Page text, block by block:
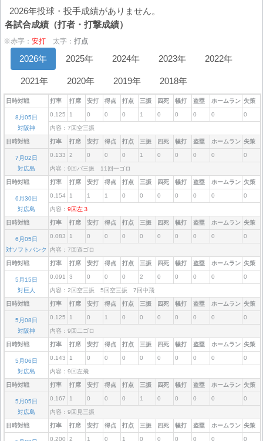
2026年投球・投手成績がありません。
各試合成績（打者・打撃成績）
※赤字： 安打 太字： 打点
2026年 2025年 2024年 2023年 2022年
2021年 2020年 2019年 2018年
日時対戦 打率 打席 安打 得点 打点 三振 四死 犠打 盗塁 ホームラン 失策
8月05日
対阪神
0.125 1 0 0 0 1 0 0 0 0 0
内容：7回空三振
日時対戦 打率 打席 安打 得点 打点 三振 四死 犠打 盗塁 ホームラン 失策
7月02日
対広島
0.133 2 0 0 0 1 0 0 0 0 0
内容：9回バ三振 11回一ゴロ
日時対戦 打率 打席 安打 得点 打点 三振 四死 犠打 盗塁 ホームラン 失策
6月30日
対広島
0.154 1 1 1 0 0 0 0 0 0 0
内容： 9回左３
日時対戦 打率 打席 安打 得点 打点 三振 四死 犠打 盗塁 ホームラン 失策
6月05日
対ソフトバンク
0.083 1 0 0 0 0 0 0 0 0 0
内容：7回遊ゴロ
日時対戦 打率 打席 安打 得点 打点 三振 四死 犠打 盗塁 ホームラン 失策
5月15日
対巨人
0.091 3 0 0 0 2 0 0 0 0 0
内容：2回空三振 5回空三振 7回中飛
日時対戦 打率 打席 安打 得点 打点 三振 四死 犠打 盗塁 ホームラン 失策
5月08日
対阪神
0.125 1 0 1 0 0 0 0 0 0 0
内容：9回二ゴロ
日時対戦 打率 打席 安打 得点 打点 三振 四死 犠打 盗塁 ホームラン 失策
5月06日
対広島
0.143 1 0 0 0 0 0 0 0 0 0
内容：9回左飛
日時対戦 打率 打席 安打 得点 打点 三振 四死 犠打 盗塁 ホームラン 失策
5月05日
対広島
0.167 1 0 0 0 1 0 0 0 0 0
内容：9回見三振
日時対戦 打率 打席 安打 得点 打点 三振 四死 犠打 盗塁 ホームラン 失策
0.200 2 1 0 1 0 0 0 0 0 0